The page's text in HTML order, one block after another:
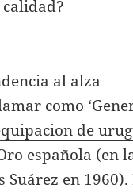
al alza
como
de
española (en
en 1960).